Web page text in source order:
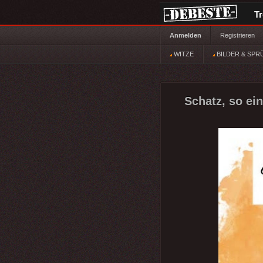
Anmelden Registrieren
WITZE BILDER &
Schatz, so